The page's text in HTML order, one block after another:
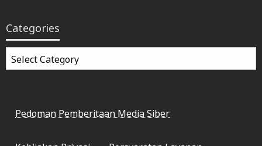
Categories
Categories
Pedoman Pemberitaan Media Siber